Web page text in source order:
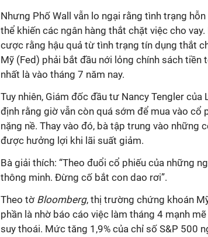
Nhưng Phố Wall vẫn lo ngại rằng tình trạng
thể khiến các ngân hàng thắt chặt việc cho
cược rằng hậu quả từ tình trạng tín dụng thắt
Mỹ (Fed) phải bắt đầu nới lỏng chính sách tiền
nhất là vào tháng 7 năm nay.
Tuy nhiên, Giám đốc đầu tư Nancy Tengler
định rằng giờ vẫn còn quá sớm để mua vào cổ
nặng nề. Thay vào đó, bà tập trung vào những
được hưởng lợi khi lãi suất giảm.
Bà giải thích: “Theo đuổi cổ phiếu của những
thông minh. Đừng cố bắt con dao rơi”.
Theo tờ Bloomberg, thị trường chứng khoán
phần là nhờ báo cáo việc làm tháng 4 mạnh
suy thoái. Mức tăng 1,9% của chỉ số S&P 500